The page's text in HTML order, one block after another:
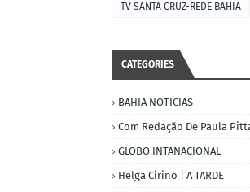
TV SANTA CRUZ-REDE BAHIA
CATEGORIES
BAHIA NOTICIAS
Com Redação De Paula
GLOBO INTANACIONAL
Helga Cirino | A TARDE